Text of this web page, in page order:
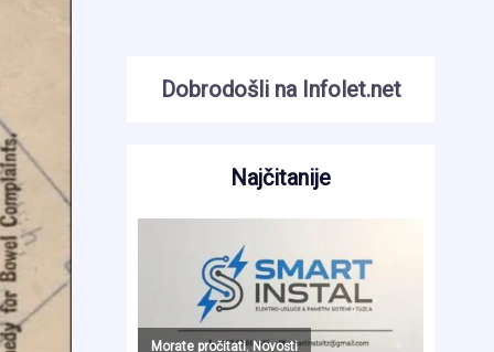
Dobrodošli na Infolet.net
Najčitanije